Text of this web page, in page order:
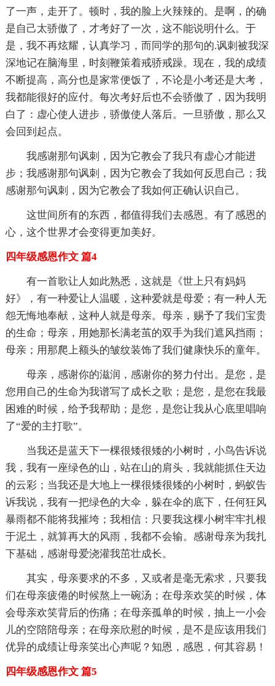
了一声，走开了。顿时，我的脸上火辣辣的。是啊，的确
是自己太骄傲了，才考好了一次，这不能说明什么。于
是，我不再炫耀，认真学习，而同学的那句的.讽刺被我深
深地记在脑海里，时刻鞭策着戒骄戒躁。现在，我的成绩
不断提高，高分也是家常便饭了，不论是小考还是大考，
我都能很好的应付。每次考好后也不会骄傲了，因为我明
白了：虚心使人进步，骄傲使人落后。一旦骄傲，那么又
会回到起点。
我感谢那句讽刺，因为它教会了我只有虚心才能进
步；我感谢那句讽刺，因为它教会了我如何反思自己；我
感谢那句讽刺，因为它教会了我如何正确认识自己。
这世间所有的东西，都值得我们去感恩。有了感恩的
心，这个世界才会变得更加美好。
四年级感恩作文 篇4
有一首歌让人如此熟悉，这就是《世上只有妈妈
好》，有一种爱让人温暖，这种爱就是母爱；有一种人无
怨无悔地奉献，这种人就是母亲。母亲，赐予了我们宝贵
的生命；母亲，用她那长满老茧的双手为我们遮风挡雨；
母亲；用那爬上额头的皱纹装饰了我们健康快乐的童年。
母亲，感谢你的滋润，感谢你的努力付出。是您，是
您用自己的生命为我谱写了成长之歌；是您，是您在我最
困难的时候，给予我帮助；是您，是您让我从心底里唱响
了“爱的主打歌”。
当我还是蓝天下一棵很矮很矮的小树时，小鸟告诉说
我，我有一座绿色的山，站在山的肩头，我就能抓住天边
的云彩；当我还是大地上一棵很矮很矮的小树时，蚂蚁告
诉我说，我有一把绿色的大伞，躲在伞的底下，任何狂风
暴雨都不能将我摧垮；我相信：只要我这棵小树牢牢扎根
于泥土，就算再大的风雨，我都不会输。感谢母亲为我扎
下基础，感谢母爱浇灌我茁壮成长。
其实，母亲要求的不多，又或者是毫无索求，只要我
们在母亲疲倦的时候熬上一碗汤；在母亲欢笑的时候，体
会母亲欢笑背后的伤痛；在母亲孤单的时候，抽上一小会
儿的空陪陪母亲；在母亲欣慰的时候，是不是应该用我们
优异的成绩让母亲笑出心声呢？知恩，感恩，何其容易！
四年级感恩作文 篇5